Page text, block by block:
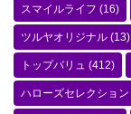
スマイルライフ (16)
ツルヤオリジナル (13)
トップバリュ (412)
ハローズセレクション